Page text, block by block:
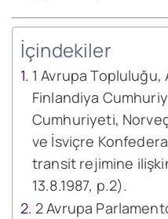
İçindekiler
1 Avrupa
Finlandiya
Cumhuriyeti, Norveç
ve İsviçre
transit rejimine
13.8.1987, p.2).
2 Avrupa